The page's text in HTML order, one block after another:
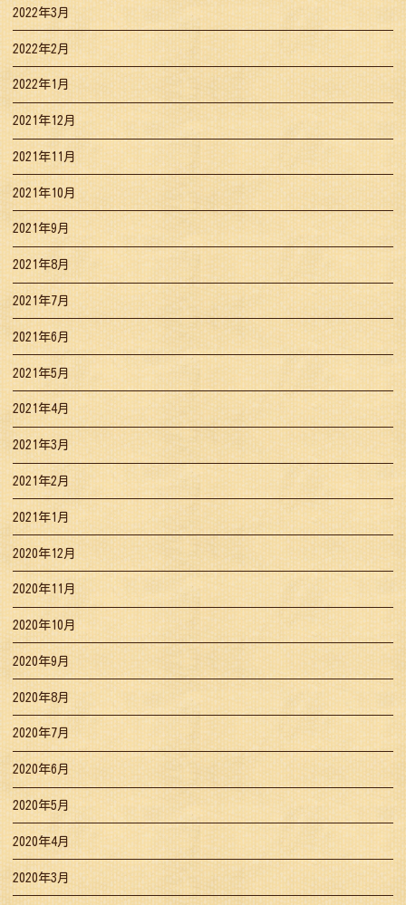
2022年3月
2022年2月
2022年1月
2021年12月
2021年11月
2021年10月
2021年9月
2021年8月
2021年7月
2021年6月
2021年5月
2021年4月
2021年3月
2021年2月
2021年1月
2020年12月
2020年11月
2020年10月
2020年9月
2020年8月
2020年7月
2020年6月
2020年5月
2020年4月
2020年3月